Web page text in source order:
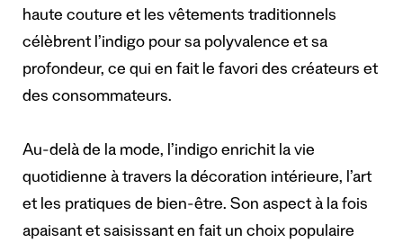
haute couture et les vêtements traditionnels
célèbrent l’indigo pour sa polyvalence et sa
profondeur, ce qui en fait le favori des créateurs et
des consommateurs.
Au-delà de la mode, l’indigo enrichit la vie
quotidienne à travers la décoration intérieure, l’art
et les pratiques de bien-être. Son aspect à la fois
apaisant et saisissant en fait un choix populaire